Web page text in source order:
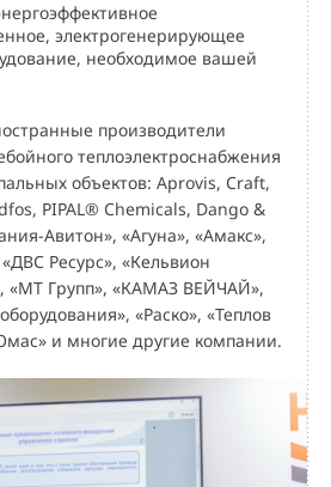
электрогенерирующее
необходимое вашей
производители
теплоэлектроснабжения
объектов: Aprovis, Craft,
PIPAL® Chemicals, Dango &
Авитон», «Агуна», «Амакс»,
Ресурс», «Кельвион
Групп», «КАМАЗ ВЕЙЧАЙ»,
«Раско», «Теплов
и многие другие компании.